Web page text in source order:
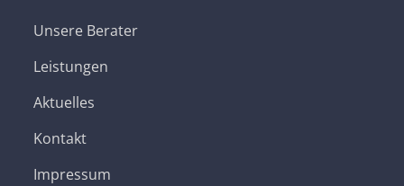
Unsere Berater
Leistungen
Aktuelles
Kontakt
Impressum